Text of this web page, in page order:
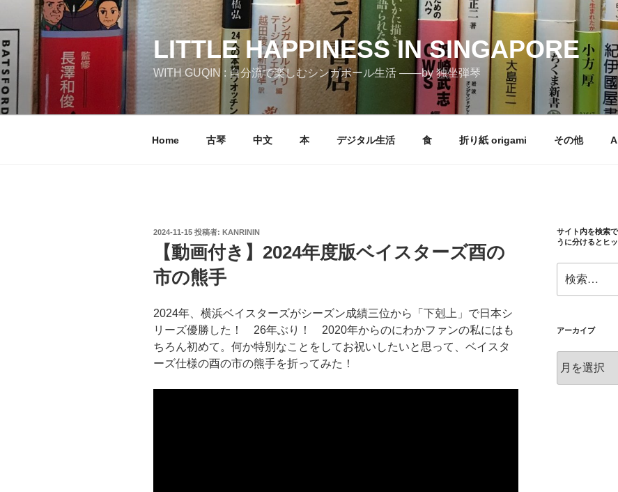
テ
ン
ツ
へ
ス
LITTLE HAPPINESS IN SINGAPORE
WITH GUQIN : 自分流で楽しむシンガポール生活 ――by 独坐弾琴
Home 古琴 中文 本 デジタル生活 食 折り紙 origami その他
投
2024-11-15 投稿者: KANRININ
【動画付き】2024年度版ベイスターズ酉の
市の熊手
2024年、横浜ベイスターズがシーズン成績三位から「下剋上」で日本シ
リーズ優勝した！ 26年ぶり！ 2020年からのにわかファンの私にはも
ちろん初めて。何か特別なことをしてお祝いしたいと思って、ベイスタ
ーズ仕様の酉の市の熊手を折ってみた！
サイト内を検索
うに分けるとヒ
索:
アーカイブ
ー